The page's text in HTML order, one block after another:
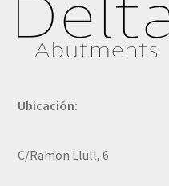
Ubicación:
C/Ramon Llull, 6